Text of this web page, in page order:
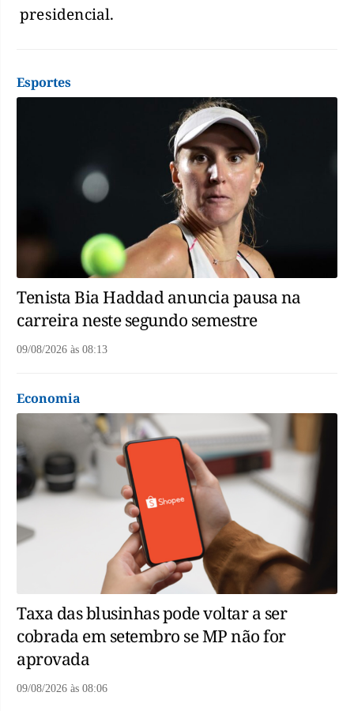
presidencial.
Esportes
Tenista Bia Haddad anuncia pausa na
carreira neste segundo semestre
09/08/2026 às 08:13
Economia
Taxa das blusinhas pode voltar a ser
cobrada em setembro se MP não for
aprovada
09/08/2026 às 08:06